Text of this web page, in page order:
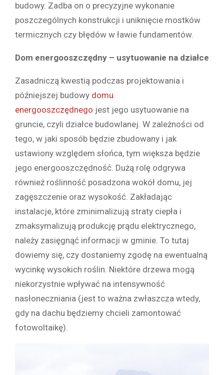
budowy. Zadba on o precyzyjne wykonanie
poszczególnych konstrukcji i uniknięcie mostków
termicznych czy błędów w ławie fundamentów.
Dom energooszczędny – usytuowanie na działce
Zasadniczą kwestią podczas projektowania i
późniejszej budowy domu
energooszczędnego jest jego usytuowanie na
gruncie, czyli działce budowlanej. W zależności od
tego, w jaki sposób będzie zbudowany i jak
ustawiony względem słońca, tym większa będzie
jego energooszczędność. Dużą rolę odgrywa
również roślinność posadzona wokół domu, jej
zagęszczenie oraz wysokość. Zakładając
instalacje, które zminimalizują straty ciepła i
zmaksymalizują produkcję prądu elektrycznego,
należy zasięgnąć informacji w gminie. To tutaj
dowiemy się, czy dostaniemy zgodę na ewentualną
wycinkę wysokich roślin. Niektóre drzewa mogą
niekorzystnie wpływać na intensywność
nasłoneczniania (jest to ważna zwłaszcza wtedy,
gdy na dachu będziemy chcieli zamontować
fotowoltaikę).